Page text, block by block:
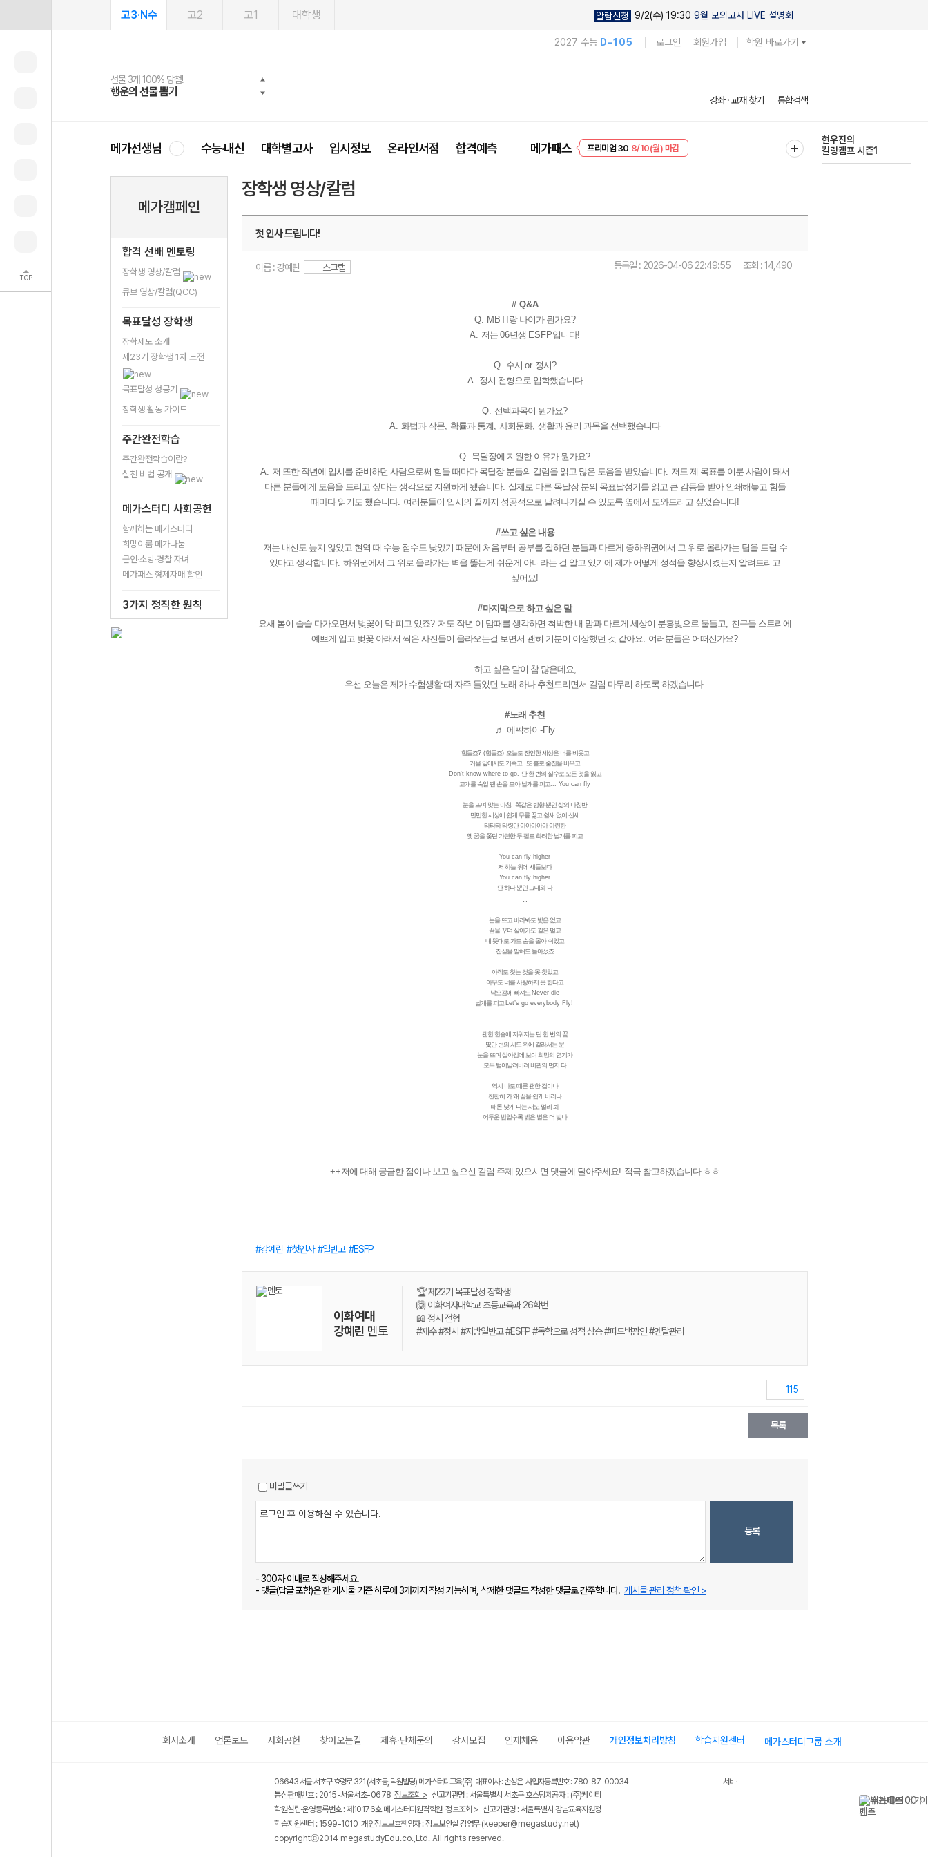
TOP
고3·N수 고2 고1 대학생 알람신청 9/2(수) 19:30 9월 모의고사 LIVE 설명회
2027 수능 D-105 로그인 회원가입 학원 바로가기
선물 3개 100% 당첨!
행운의 선물 뽑기
선물 100% 증정!
메가스터디 X 올리브
여름방학 스터디 캐시백
메가런 썸머스쿨
2027 러셀 단과
강사 공개선발
스마트러닝앱
설문 EVENT
메가패스
3일 무료 체험권
메가패스 수강생 무료혜택!
메가클럽 멤버십
사회공헌 캠페인
희망이룸 메가나눔
강좌 · 교재 찾기 통합검색
메가선생님 수능·내신 대학별고사 입시정보 온라인서점 합격예측 메가패스
프리미엄 30 8/10(월) 마감
현우진의
킬링캠프 시즌1
메가캠페인
합격 선배 멘토링
장학생 영상/칼럼
큐브 영상/칼럼(QCC)
목표달성 장학생
장학제도 소개
제23기 장학생 1차 도전
목표달성 성공기
장학생 활동 가이드
주간완전학습
주간완전학습이란?
실천 비법 공개
메가스터디 사회공헌
함께하는 메가스터디
희망이룸 메가나눔
군인·소방·경찰 자녀
메가패스 형제자매 할인
3가지 정직한 원칙
장학생 영상/칼럼
첫 인사 드립니다!
이름 : 강예린 스크랩 등록일 : 2026-04-06 22:49:55 조회 :14,490
# Q&A
Q. MBTI 랑 나이가 뭔가요?
A. 저는 06년생 ESFP입니다!
Q. 수시 or 정시?
A. 정시 전형으로 입학했습니다
Q. 선택과목이 뭔가요?
A. 화법과 작문, 확률과 통계, 사회문화, 생활과 윤리 과목을 선택했습니다
Q. 목달장에 지원한 이유가 뭔가요?
A. 저 또한 작년에 입시를 준비하던 사람으로써 힘들 때마다 목달장 분들의 칼럼을 읽고 많은 도움을 받았습니다. 저도 제 목표를 이룬 사람이 돼서
다른 분들에게 도움을 드리고 싶다는 생각으로 지원하게 됐습니다. 실제로 다른 목달장 분의 목표달성기를 읽고 큰 감동을 받아 인쇄해놓고 힘들
때마다 읽기도 했습니다. 여러분들이 입시의 끝까지 성공적으로 달려나가실 수 있도록 옆에서 도와드리고 싶었습니다!
#쓰고 싶은 내용
저는 내신도 높지 않았고 현역 때 수능 점수도 낮았기 때문에 처음부터 공부를 잘하던 분들과 다르게 중하위권에서 그 위로 올라가는 팁을 드릴 수
있다고 생각합니다. 하위권에서 그 위로 올라가는 벽을 뚫는게 쉬운게 아니라는 걸 알고 있기에 제가 어떻게 성적을 향상시켰는지 알려드리고
싶어요!
#마지막으로 하고 싶은 말
요새 봄이 슬슬 다가오면서 벚꽃이 막 피고 있죠? 저도 작년 이 맘때를 생각하면 척박한 내 맘과 다르게 세상이 분홍빛으로 물들고, 친구들 스토리에
예쁘게 입고 벚꽃 아래서 찍은 사진들이 올라오는걸 보면서 괜히 기분이 이상했던 것 같아요. 여러분들은 어떠신가요?
하고 싶은 말이 참 많은데요,
우선 오늘은 제가 수험생활 때 자주 들었던 노래 하나 추천드리면서 칼럼 마무리 하도록 하겠습니다.
#노래 추천
♬ 에픽하이-Fly
힘들죠? (힘들죠) 오늘도 잔인한 세상은 너를 비웃고
거울 앞에서도 기죽고, 또 홀로 술잔을 비우고
Don't know where to go. 단 한 번의 실수로 모든 것을 잃고
고개를 숙일 땐 손을 모아 날개를 피고... You can fly
눈을 뜨며 맞는 아침, 똑같은 방향 뿐인 삶의 나침반
만만한 세상에 쉽게 무릎 꿇고 쉴새 없이 신세
타타타 타령만 아아아아아 아련한
옛 꿈을 쫓던 가련한 두 팔로 화려한 날개를 피고
You can fly higher
저 하늘 위에 새들보다
You can fly higher
단 하나 뿐인 그대와 나
눈을 뜨고 바라봐도 빛은 없고
꿈을 꾸며 살아가도 길은 멀고
내 뜻대로 가도 숨을 몰아 쉬었고
진실을 말해도 돌아섰죠
아직도 찾는 것을 못 찾았고
아무도 너를 사랑하지 못 한다고
낙오감에 빠져도 Never die
날개를 피고 Let’s go everybody Fly!
괜한 한숨에 지워지는 단 한 번의 꿈
몇만 번의 시도 위에 갈라서는 문
눈을 뜨며 살아감에 보여 희망의 연기가
모두 털어날려버려 비관의 먼지 다
역시 나도 때론 괜한 겁이나
천천히 가 왜 꿈을 쉽게 버리나
때론 낮게 나는 새도 멀리 봐
어두운 밤일수록 밝은 별은 더 빛나
++저에 대해 궁금한 점이나 보고 싶으신 칼럼 주제 있으시면 댓글에 달아주세요! 적극 참고하겠습니다 ㅎㅎ
강예린 첫인사 일반고 ESFP
이화여대
강예린 멘토
🏆 제22기 목표달성 장학생
🙆 이화여자대학교 초등교육과 26학번
📖 정시 전형
#재수 #정시 #지방일반고 #ESFP #독학으로 성적 상승 #피드백광인 #멘탈관리
115
목록
비밀글쓰기
등록
- 300자 이내로 작성해주세요.
- 댓글(답글 포함)은 한 게시물 기준 하루에 3개까지 작성 가능하며, 삭제한 댓글도 작성한 댓글로 간주합니다. 게시물 관리 정책 확인 >
회사소개 언론보도 사회공헌 찾아오는길 제휴·단체문의 강사모집 인재채용 이용약관 개인정보처리방침 학습지원센터 메가스터디그룹 소개
06643 서울 서초구 효령로 321 (서초동, 덕원빌딩) 메가스터디교육(주) 대표이사 : 손성은 사업자등록번호 : 780-87-00034
통신판매번호 : 2015-서울서초-0678 정보조회 > 신고기관명 : 서울특별시 서초구 호스팅제공자 : (주)케이티
학원설립·운영등록번호 : 제10176호 메가스터디원격학원 정보조회 > 신고기관명 : 서울특별시 강남교육지원청
학습지원센터 : 1599-1010 개인정보보호책임자 : 정보보안실 김영무(keeper@megastudy.net)
copyrightⓒ2014 megastudyEdu.co.,Ltd. All rights reserved.
서비스 가입사실 확인